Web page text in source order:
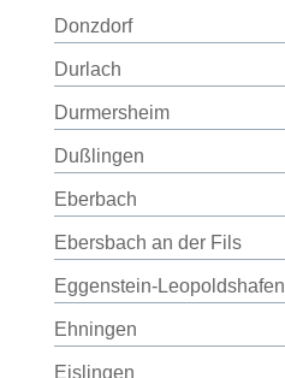
Donzdorf
Durlach
Durmersheim
Dußlingen
Eberbach
Ebersbach an der Fils
Eggenstein-Leopoldshafen
Ehningen
Eislingen